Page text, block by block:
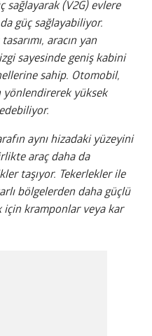
sağlayarak (V2G) evlere
güç sağlayabiliyor.
aracın yan
sayesinde geniş kabini
sahip. Otomobil,
yönlendirerek yüksek
aynı hizadaki yüzeyini
araç daha da
taşıyor. Tekerlekler ile
bölgelerden daha güçlü
için kramponlar veya kar